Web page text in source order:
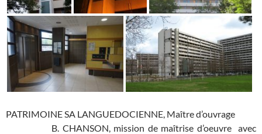
PATRIMOINE SA LANGUEDOCIENNE, Maître d’ouvrage
B. CHANSON, mission de maîtrise d’oeuvre avec